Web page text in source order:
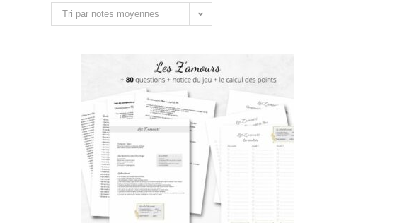
Tri par notes moyennes